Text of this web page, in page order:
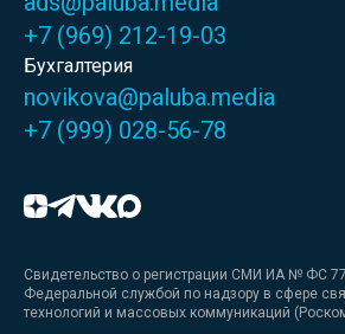
+7 (969) 212-19-03
Бухгалтерия
novikova@paluba.media
+7 (999) 028-56-78
Свидетельство о регистрации СМИ ИА № ФС
Федеральной службой по надзору в сфере
технологий и массовых коммуникаций